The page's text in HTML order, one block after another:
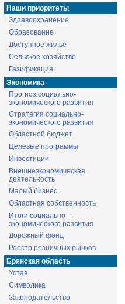
Наши приоритеты
Здравоохранение
Образование
Доступное жилье
Сельское хозяйство
Газификация
Экономика
Прогноз социально-
экономического развития
Стратегия социально-
экономического развития
Областной бюджет
Целевые программы
Инвестиции
Внешнеэкономическая
деятельность
Малый бизнес
Областная собственность
Итоги социально –
экономического развития
Дорожный фонд
Реестр розничных рынков
Брянская область
Устав
Символика
Законодательство